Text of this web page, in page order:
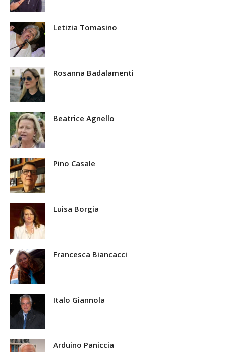
Letizia Tomasino
Rosanna Badalamenti
Beatrice Agnello
Pino Casale
Luisa Borgia
Francesca Biancacci
Italo Giannola
Arduino Paniccia